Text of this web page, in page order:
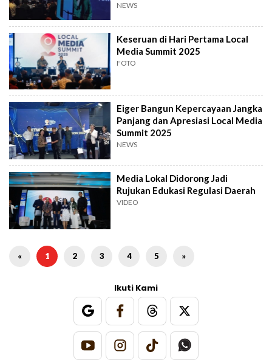
NEWS
Keseruan di Hari Pertama Local
Media Summit 2025
FOTO
Eiger Bangun Kepercayaan Jangka
Panjang dan Apresiasi Local Media
Summit 2025
NEWS
Media Lokal Didorong Jadi
Rujukan Edukasi Regulasi Daerah
VIDEO
« 1 2 3 4 5 »
Ikuti Kami